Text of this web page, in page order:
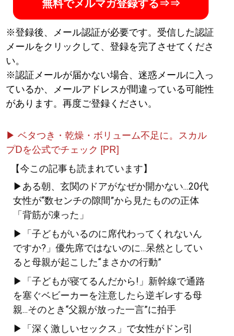
無料でメルマガ登録する⇒⇒
※登録後、メール認証が必要です。受信した認証
メールをクリックして、登録を完了させてくださ
い。
※認証メールが届かない場合、迷惑メールに入っ
ているか、メールアドレスが間違っている可能性
があります。再度ご登録ください。
▶ ベタつき・乾燥・ボリューム不足に。スカル
プDを公式でチェック [PR]
【今この記事も読まれています】
▶ある朝、玄関のドアがなぜか開かない...20代
女性が“数センチの隙間”から見たものの正体
「背筋が凍った」
▶「子どもがいるのに席代わってくれないん
ですか?」優先席ではないのに...呆然としてい
ると母親が起こした“まさかの行動”
▶「子どもが寝てるんだから!」新幹線で通路
を塞ぐベビーカーを注意したら逆ギレする母
親...そのとき“父親が放った一言”に拍手
▶「深く激しいセックス」で女性がドン引